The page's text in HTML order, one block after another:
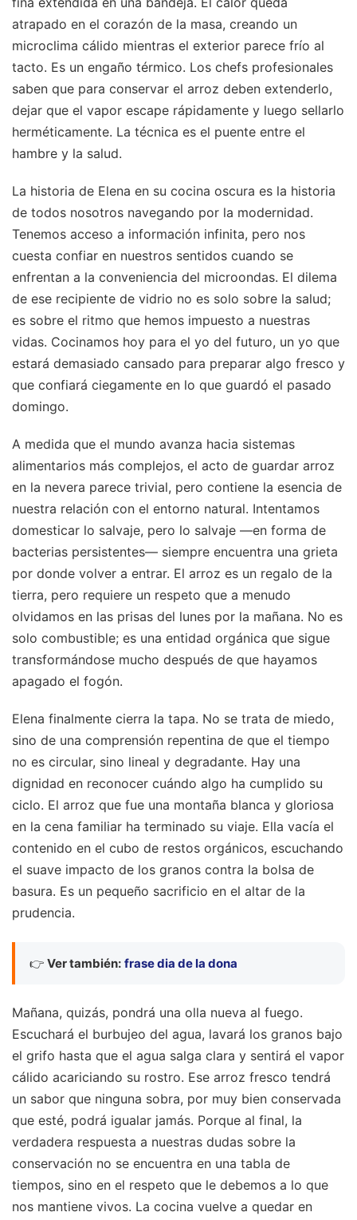
atrapado en el corazón de la masa, creando un
microclima cálido mientras el exterior parece frío al
tacto. Es un engaño térmico. Los chefs profesionales
saben que para conservar el arroz deben extenderlo,
dejar que el vapor escape rápidamente y luego sellarlo
herméticamente. La técnica es el puente entre el
hambre y la salud.
La historia de Elena en su cocina oscura es la historia
de todos nosotros navegando por la modernidad.
Tenemos acceso a información infinita, pero nos
cuesta confiar en nuestros sentidos cuando se
enfrentan a la conveniencia del microondas. El dilema
de ese recipiente de vidrio no es solo sobre la salud;
es sobre el ritmo que hemos impuesto a nuestras
vidas. Cocinamos hoy para el yo del futuro, un yo que
estará demasiado cansado para preparar algo fresco y
que confiará ciegamente en lo que guardó el pasado
domingo.
A medida que el mundo avanza hacia sistemas
alimentarios más complejos, el acto de guardar arroz
en la nevera parece trivial, pero contiene la esencia de
nuestra relación con el entorno natural. Intentamos
domesticar lo salvaje, pero lo salvaje —en forma de
bacterias persistentes— siempre encuentra una grieta
por donde volver a entrar. El arroz es un regalo de la
tierra, pero requiere un respeto que a menudo
olvidamos en las prisas del lunes por la mañana. No es
solo combustible; es una entidad orgánica que sigue
transformándose mucho después de que hayamos
apagado el fogón.
Elena finalmente cierra la tapa. No se trata de miedo,
sino de una comprensión repentina de que el tiempo
no es circular, sino lineal y degradante. Hay una
dignidad en reconocer cuándo algo ha cumplido su
ciclo. El arroz que fue una montaña blanca y gloriosa
en la cena familiar ha terminado su viaje. Ella vacía el
contenido en el cubo de restos orgánicos, escuchando
el suave impacto de los granos contra la bolsa de
basura. Es un pequeño sacrificio en el altar de la
prudencia.
👉 Ver también: frase dia de la dona
Mañana, quizás, pondrá una olla nueva al fuego.
Escuchará el burbujeo del agua, lavará los granos bajo
el grifo hasta que el agua salga clara y sentirá el vapor
cálido acariciando su rostro. Ese arroz fresco tendrá
un sabor que ninguna sobra, por muy bien conservada
que esté, podrá igualar jamás. Porque al final, la
verdadera respuesta a nuestras dudas sobre la
conservación no se encuentra en una tabla de
tiempos, sino en el respeto que le debemos a lo que
nos mantiene vivos. La cocina vuelve a quedar en